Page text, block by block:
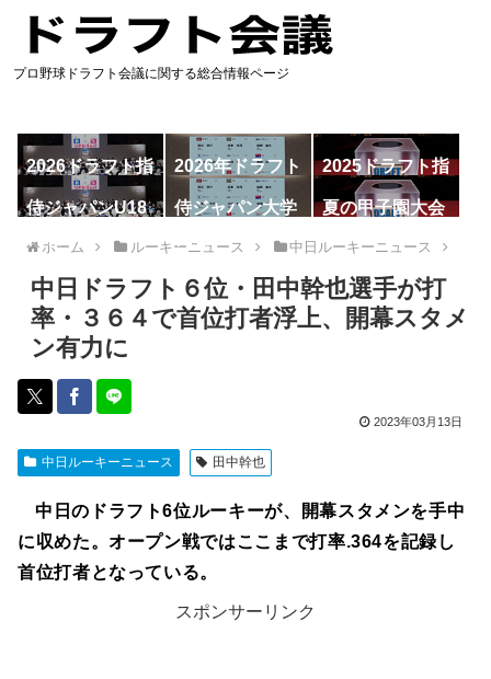
プロ野球ドラフト会議に関する総合情報ページ
2026ドラフト指
名予想
2026年ドラフト
候補
2025ドラフト指
名一覧
侍ジャパンU18
代表
侍ジャパン大学
夏の甲子園大会
ホーム ルーキーニュース 中日ルーキーニュース
中日ドラフト６位・田中幹也選手が打
率・３６４で首位打者浮上、開幕スタメ
ン有力に
2023年03月13日
中日ルーキーニュース 田中幹也
中日のドラフト6位ルーキーが、開幕スタメンを手中
に収めた。オープン戦ではここまで打率.364を記録し
首位打者となっている。
スポンサーリンク